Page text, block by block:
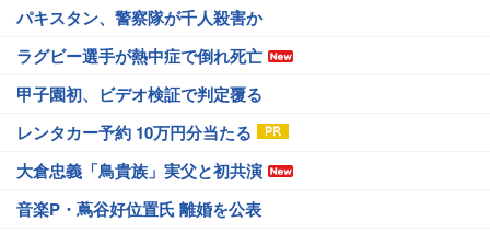
パキスタン、警察隊が千人殺害か
ラグビー選手が熱中症で倒れ死亡
甲子園初、ビデオ検証で判定覆る
レンタカー予約 10万円分当たる
大倉忠義「鳥貴族」実父と初共演
音楽P・蔦谷好位置氏 離婚を公表